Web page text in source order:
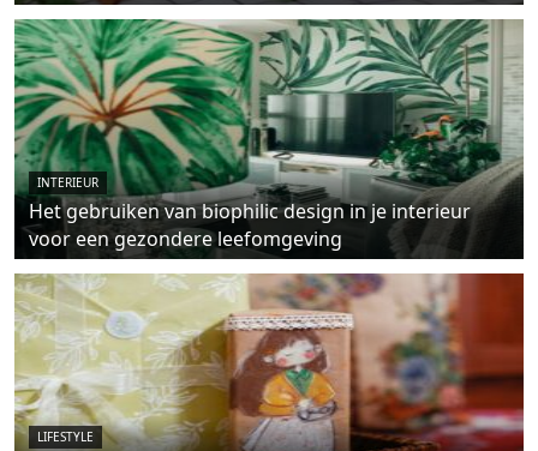
INTERIEUR
Het gebruiken van biophilic design in je interieur
voor een gezondere leefomgeving
LIFESTYLE